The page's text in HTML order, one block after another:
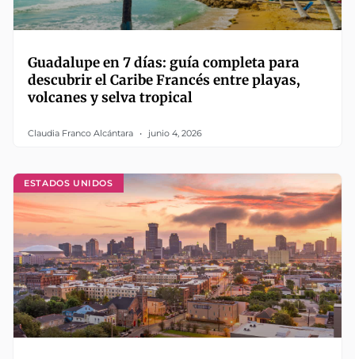
Guadalupe en 7 días: guía completa para
descubrir el Caribe Francés entre playas,
volcanes y selva tropical
Claudia Franco Alcántara junio 4, 2026
ESTADOS UNIDOS